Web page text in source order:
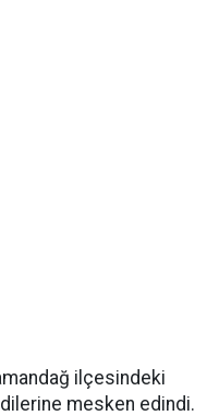
ilçesindeki
mesken edindi.